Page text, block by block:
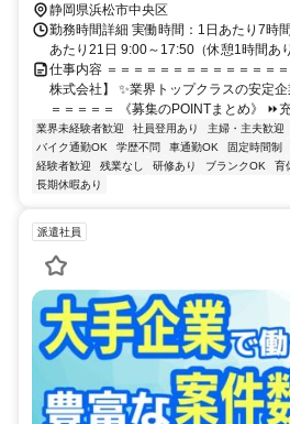
静岡県浜松市中央区
勤務時間詳細 実働時間：1日あたり7時
あたり21日 9:00～17:50（休憩1時間あり
仕事内容 ＝＝＝＝＝＝＝＝＝＝＝＝＝
株式会社】 ✨業界トップクラスの安定
＝＝＝＝＝ 《募集のPOINTまとめ》 ⏩
業界未経験者歓迎 社員登用あり 主婦・主夫歓迎
バイク通勤OK
学歴不問 車通勤OK 固定時間制
経験者歓迎
残業なし 研修あり ブランクOK 育
長期休暇あり
派遣社員